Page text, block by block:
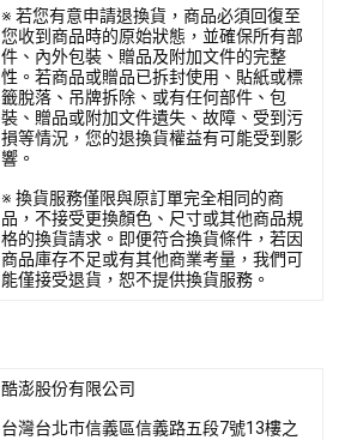
※ 若您有意申請退換貨，商品必須回復至
您收到商品時的原始狀態，並確保所有部
件、內外包裝、贈品及附加文件的完整
性。若商品或贈品已拆封使用、貼紙或標
籤脫落、吊牌拆除、或有任何部件、包
裝、贈品或附加文件遺失、故障、受到污
損等情況，您的退換貨權益有可能受到影
響。
※ 換貨服務僅限與原訂單完全相同的商
品，不接受更換顏色、尺寸或其他商品規
格的換貨請求。即便符合換貨條件，若因
商品庫存不足或有其他商業考量，我們可
能僅接受退貨，恕不提供換貨服務。
酷澎股份有限公司
台灣台北市信義區信義路五段7號13樓之